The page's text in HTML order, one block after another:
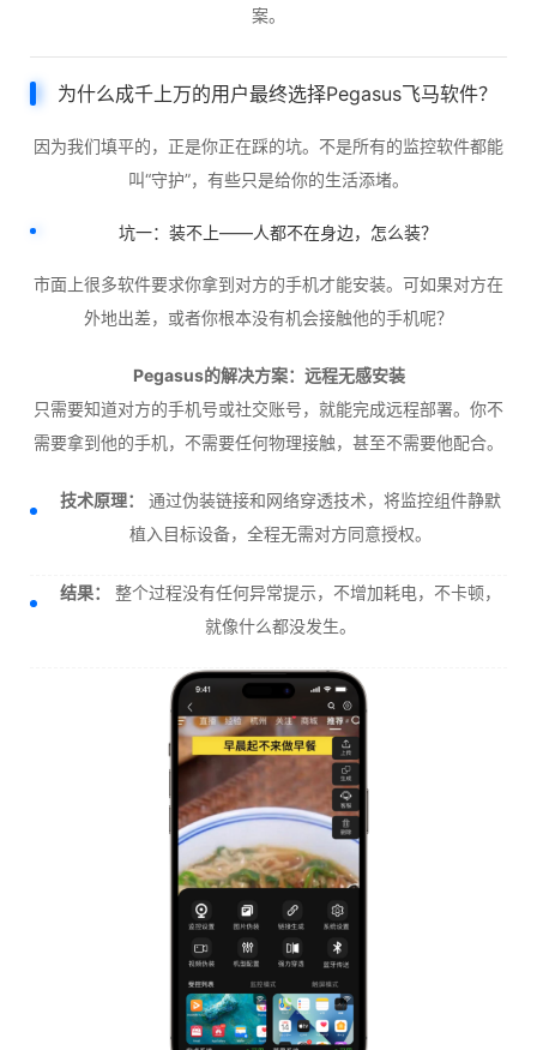
案。
为什么成千上万的用户最终选择Pegasus飞马软件？
因为我们填平的，正是你正在踩的坑。不是所有的监控软件都能
叫“守护”，有些只是给你的生活添堵。
坑一：装不上——人都不在身边，怎么装？
市面上很多软件要求你拿到对方的手机才能安装。可如果对方在
外地出差，或者你根本没有机会接触他的手机呢？
Pegasus的解决方案：远程无感安装
只需要知道对方的手机号或社交账号，就能完成远程部署。你不
需要拿到他的手机，不需要任何物理接触，甚至不需要他配合。
技术原理：
通过伪装链接和网络穿透技术，将监控组件静默
植入目标设备，全程无需对方同意授权。
结果：
整个过程没有任何异常提示，不增加耗电，不卡顿，
就像什么都没发生。